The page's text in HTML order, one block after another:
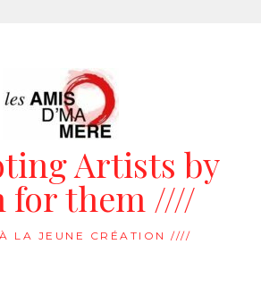
Artists by
for them ////
LA JEUNE CRÉATION ////